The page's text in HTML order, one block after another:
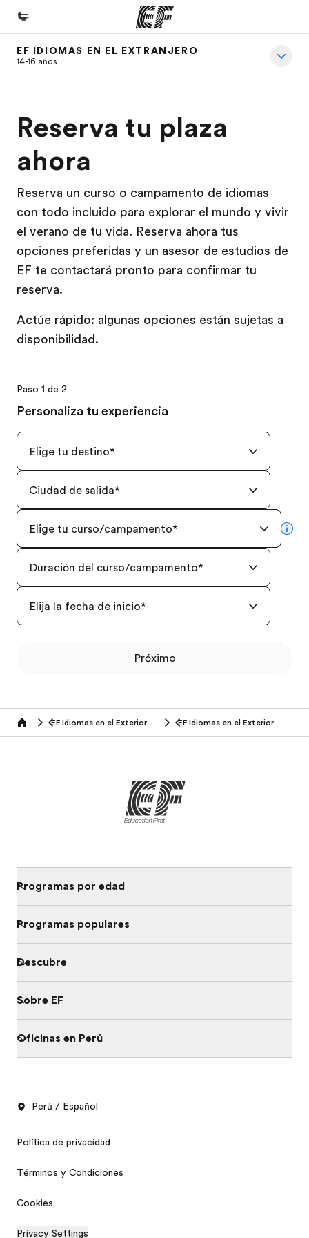
Inicio
Programas
Ver todo lo que hacemos
Oficinas
Encuentra una oficina
Sobre nosotros
Quiénes somos
Trabajos
Únete al equipo
EF IDIOMAS EN EL EXTRANJERO
14-16 años
Reserva tu plaza
ahora
Reserva un curso o campamento de idiomas
con todo incluido para explorar el mundo y vivir
el verano de tu vida. Reserva ahora tus
opciones preferidas y un asesor de estudios de
EF te contactará pronto para confirmar tu
reserva.
Actúe rápido: algunas opciones están sujetas a
disponibilidad.
Paso 1 de 2
Personaliza tu experiencia
Elige tu destino*
Ciudad de salida*
Elige tu curso/campamento*
Duración del curso/campamento*
Elija la fecha de inicio*
Próximo
Home EF Idiomas en el Exterior (14-16 años) EF Idiomas en el Exterior
Programas por edad
Programas populares
Descubre
Sobre EF
Oficinas en Perú
Perú / Español
Política de privacidad
Términos y Condiciones
Cookies
Privacy Settings